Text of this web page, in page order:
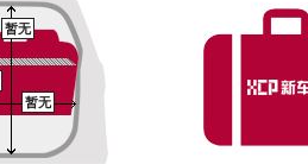
暂无
暂无